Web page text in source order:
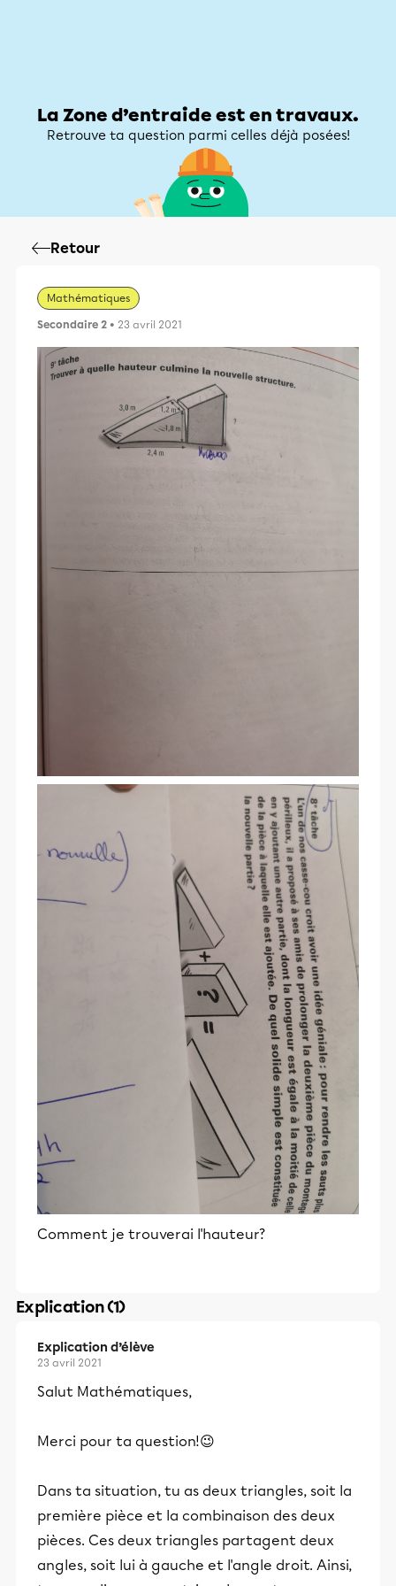
La Zone d’entraide est en travaux.
Retrouve ta question parmi celles déjà posées!
Retour
Mathématiques
Secondaire 2 • 23 avril 2021
Comment je trouverai l'hauteur?
Explication (1)
Explication d’élève
23 avril 2021
Salut Mathématiques,
Merci pour ta question!😉
Dans ta situation, tu as deux triangles, soit la
première pièce et la combinaison des deux
pièces. Ces deux triangles partagent deux
angles, soit lui à gauche et l'angle droit. Ainsi,